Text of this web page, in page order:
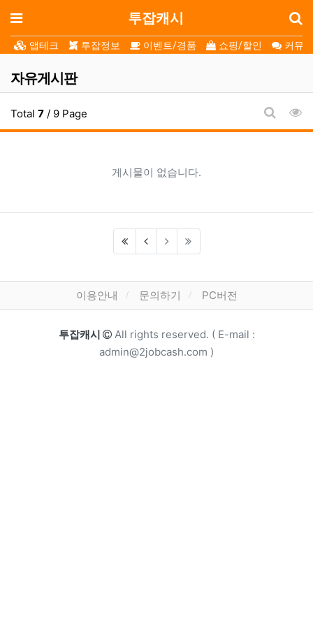
메뉴 투잡캐시
앱테크 투잡정보 이벤트/경품 쇼핑/할인 커뮤
자유게시판
Total 7 / 9 Page
게시판
게시물이 없습니다.
하단 메뉴이용안내 문의하기 PC버전
카피라이트
투잡캐시
All rights reserved. ( E-mail :
admin@2jobcash.com )